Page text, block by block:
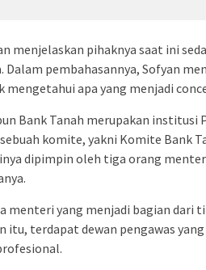
menjelaskan pihaknya saat ini
Dalam pembahasannya, Sofyan
mengetahui apa yang menjadi
Bank Tanah merupakan
komite, yakni Komite Bank
dipimpin oleh tiga orang
menteri yang menjadi bagian dari
itu, terdapat dewan pengawas